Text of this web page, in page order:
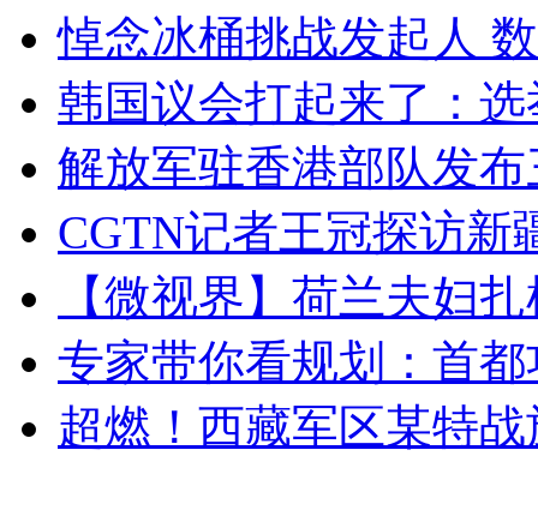
悼念冰桶挑战发起人
韩国议会打起来了：
解放军驻香港部队发
CGTN记者王冠探访新
【微视界】荷兰夫妇
专家带你看规划：首
超燃！西藏军区某特